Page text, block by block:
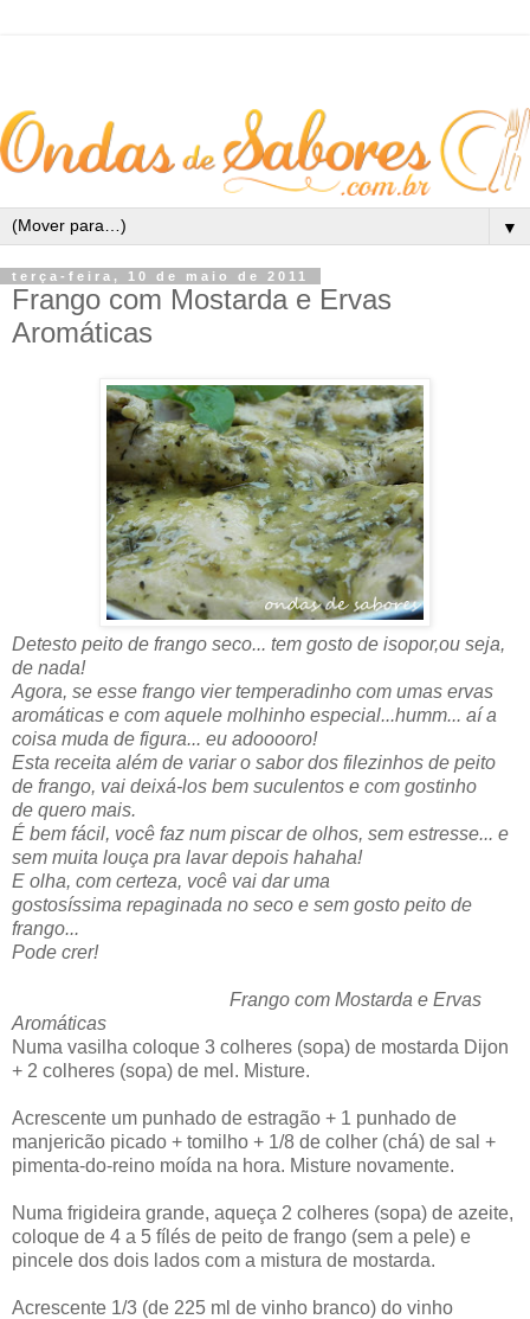
▼
terça-feira, 10 de maio de 2011
Frango com Mostarda e Ervas
Aromáticas
Detesto peito de frango seco... tem gosto de isopor,ou seja,
de nada!
Agora, se esse frango vier temperadinho com umas ervas
aromáticas e com aquele molhinho especial...humm... aí a
coisa muda de figura... eu adooooro!
Esta receita além de variar o sabor dos filezinhos de peito
de frango, vai deixá-los bem suculentos e com gostinho
de quero mais.
É bem fácil, você faz num piscar de olhos, sem estresse... e
sem muita louça pra lavar depois hahaha!
E olha, com certeza, você vai dar uma
gostosíssima repaginada no seco e sem gosto peito de
frango...
Pode crer!
Frango com Mostarda e Ervas
Aromáticas
Numa vasilha coloque 3 colheres (sopa) de mostarda Dijon
+ 2 colheres (sopa) de mel. Misture.
Acrescente um punhado de estragão + 1 punhado de
manjericão picado + tomilho + 1/8 de colher (chá) de sal +
pimenta-do-reino moída na hora. Misture novamente.
Numa frigideira grande, aqueça 2 colheres (sopa) de azeite,
coloque de 4 a 5 fílés de peito de frango (sem a pele) e
pincele dos dois lados com a mistura de mostarda.
Acrescente 1/3 (de 225 ml de vinho branco) do vinho